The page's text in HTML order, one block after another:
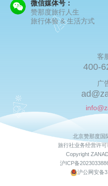
微信媒体号：
赞那度旅行人生
旅行体验 & 生活方式
客
400-
广
北京赞那度国
旅行社业务经营许
Copyright
沪ICP备
沪公网安备